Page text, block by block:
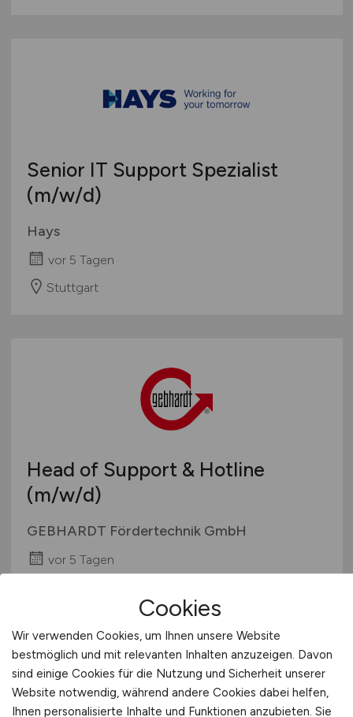
Senior IT Support Spezialist
(m/w/d)
Hays
vor 5 Tagen
Stuttgart
Head of Support & Hotline
(m/w/d)
GEBHARDT Fördertechnik GmbH
vor 5 Tagen
Cookies
Wir verwenden Cookies, um Ihnen unsere Website
bestmöglich und mit relevanten Inhalten anzuzeigen. Davon
sind einige Cookies für die Nutzung und Sicherheit unserer
Website notwendig, während andere Cookies dabei helfen,
Ihnen personalisierte Inhalte und Funktionen anzubieten. Sie